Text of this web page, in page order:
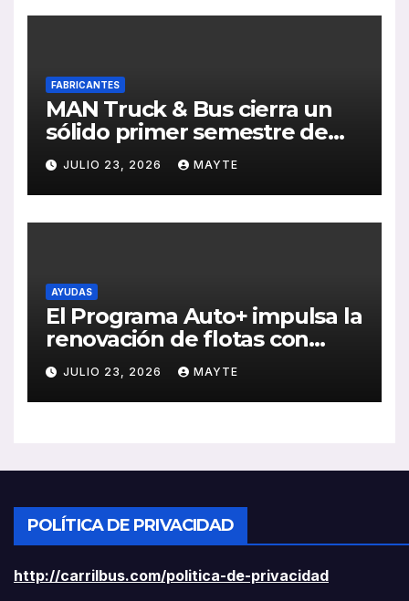
FABRICANTES
MAN Truck & Bus cierra un
sólido primer semestre de
2026 con crecimiento en
ventas, pedidos y
rentabilidad
JULIO 23, 2026 MAYTE
AYUDAS
El Programa Auto+ impulsa la
renovación de flotas con
ayudas a vehículos eléctricos
ligeros
JULIO 23, 2026 MAYTE
POLÍTICA DE PRIVACIDAD
http://carrilbus.com/politica-de-privacidad